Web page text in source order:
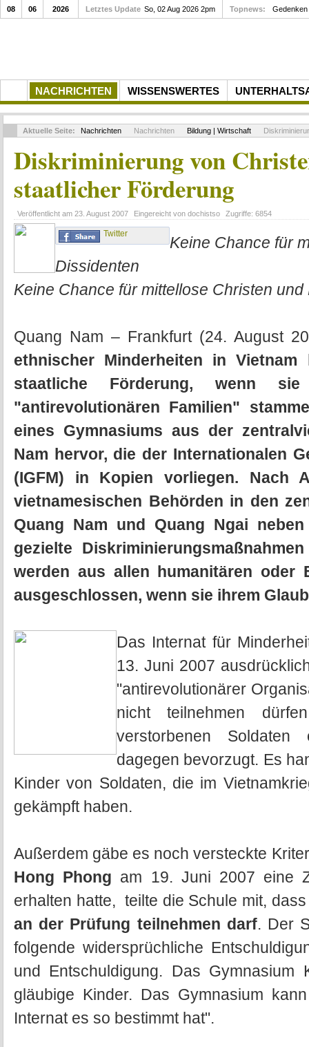
NACHRICHTEN WISSENSWERTES
08 06 2026 Letztes Update So, 02 Aug 2026 2pm Topnews: Gedenken
Aktuelle Seite: Nachrichten Nachrichten Bildung | Wirtschaft
Diskriminierung von
staatlicher Förderung
Veröffentlicht am 23. August 2007 Eingereicht von dochistso Zugriffe: 6854
Twitter
Keine Chance für
Dissidenten
Keine Chance für mittellose Christen
Quang Nam – Frankfurt (24. August
ethnischer Minderheiten in
staatliche Förderung, wenn
"antirevolutionären Familien"
eines Gymnasiums aus der
Nam hervor, die der Internationalen
(IGFM) in Kopien vorliegen. Nach
vietnamesischen Behörden in den
Quang Nam und Quang Ngai
gezielte
werden aus allen humanitären oder
ausgeschlossen, wenn sie ihrem
Das Internat für
13. Juni 2007
"antirevolutionärer
nicht teilnehmen
verstorbenen Soldaten
dagegen bevorzugt. Es
Kinder von Soldaten, die im
gekämpft haben.
Außerdem gäbe es noch versteckte
Hong Phong am 19. Juni 2007 eine
erhalten hatte, teilte die Schule mit,
an der Prüfung teilnehmen darf. Der
folgende widersprüchliche
und Entschuldigung. Das Gymnasium
gläubige Kinder. Das Gymnasium
Internat es so bestimmt hat".